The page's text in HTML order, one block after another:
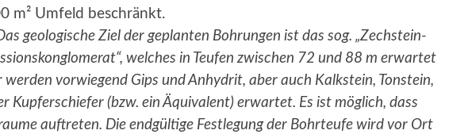
m² Umfeld beschränkt.
geologische Ziel der geplanten Bohrungen ist das sog. „Zechstein-
welches in Teufen zwischen 72 und 88 m erwartet
vorwiegend Gips und Anhydrit, aber auch Kalkstein, Tonstein,
Kupferschiefer (bzw. ein Äquivalent) erwartet. Es ist möglich, dass
auftreten. Die endgültige Festlegung der Bohrteufe wird vor Ort